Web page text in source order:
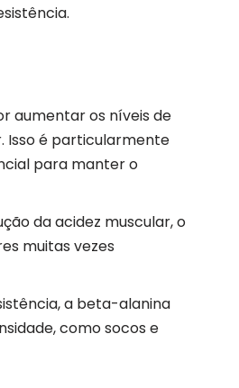
aumentar os níveis de
Isso é particularmente
para manter o
da acidez muscular, o
muitas vezes
a beta-alanina
como socos e